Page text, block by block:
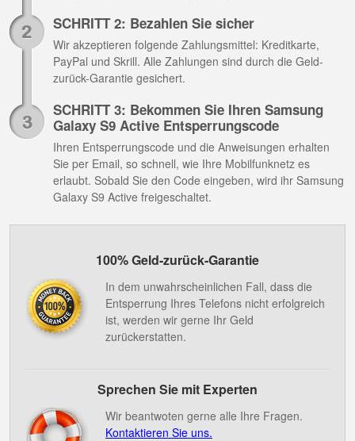
SCHRITT 2: Bezahlen Sie sicher
Wir akzeptieren folgende Zahlungsmittel: Kreditkarte,
PayPal und Skrill. Alle Zahlungen sind durch die Geld-
zurück-Garantie gesichert.
SCHRITT 3: Bekommen Sie Ihren Samsung
Galaxy S9 Active Entsperrungscode
Ihren Entsperrungscode und die Anweisungen erhalten
Sie per Email, so schnell, wie Ihre Mobilfunknetz es
erlaubt. Sobald Sie den Code eingeben, wird ihr Samsung
Galaxy S9 Active freigeschaltet.
100% Geld-zurück-Garantie
In dem unwahrscheinlichen Fall, dass die
Entsperrung Ihres Telefons nicht erfolgreich
ist, werden wir gerne Ihr Geld
zurückerstatten.
Sprechen Sie mit Experten
Wir beantwoten gerne alle Ihre Fragen.
Kontaktieren Sie uns.